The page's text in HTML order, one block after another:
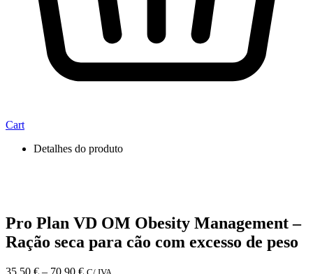
Cart
Detalhes do produto
Pro Plan VD OM Obesity Management –
Ração seca para cão com excesso de peso
35,50 € – 70,90 €Price
C/ IVA